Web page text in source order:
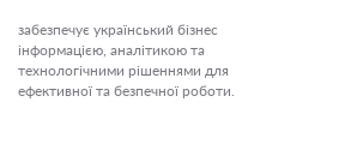
забезпечує український бізнес
інформацією, аналітикою та
технологічними рішеннями для
ефективної та безпечної роботи.